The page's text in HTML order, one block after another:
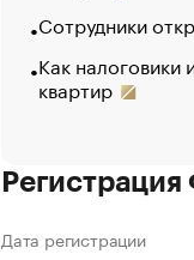
Сотрудники
Как
квартир
Дата регистрации